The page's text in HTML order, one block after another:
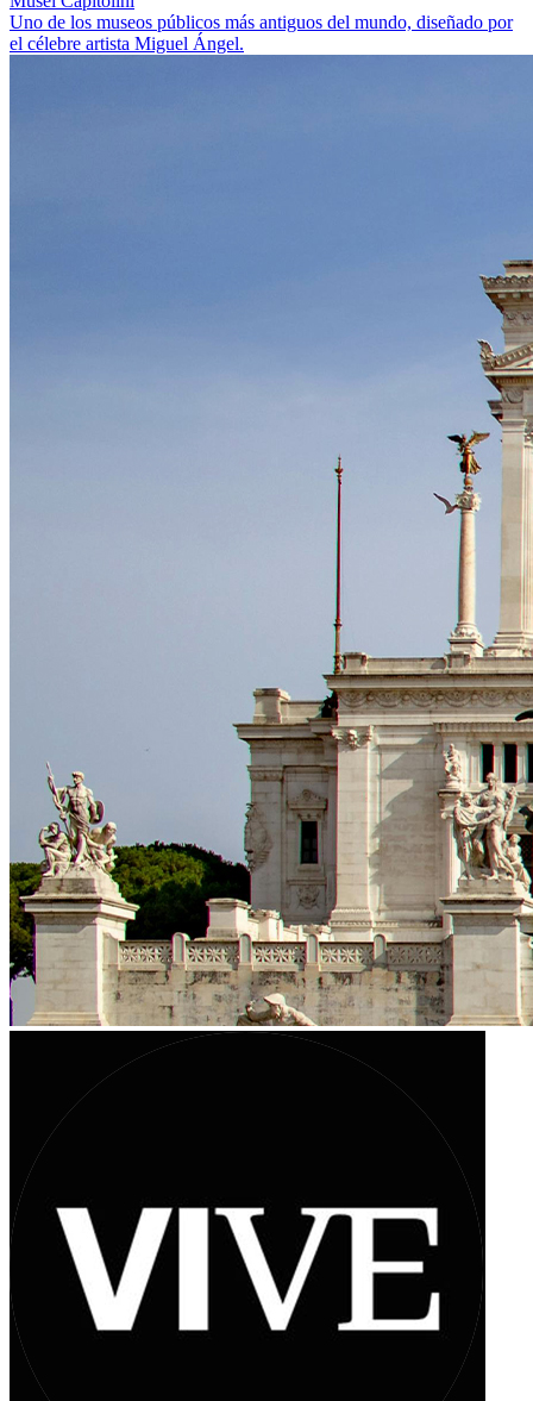
Uno de los museos públicos más antiguos del mundo, diseñado por
el célebre artista Miguel Ángel.